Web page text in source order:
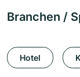
Branchen /
Hotel